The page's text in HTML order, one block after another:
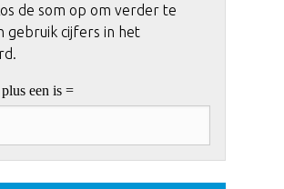
de som op om verder te
gebruik cijfers in het